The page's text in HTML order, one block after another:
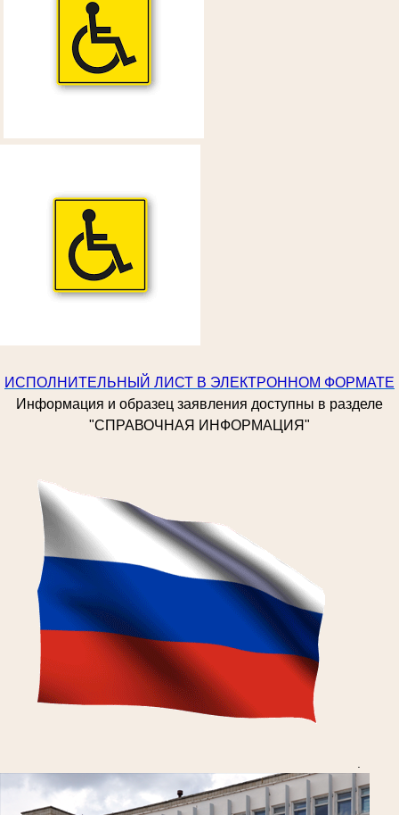
ИСПОЛНИТЕЛЬНЫЙ ЛИСТ В ЭЛЕКТРОННОМ ФОРМАТЕ
Информация и образец заявления доступны в разделе
"СПРАВОЧНАЯ ИНФОРМАЦИЯ"